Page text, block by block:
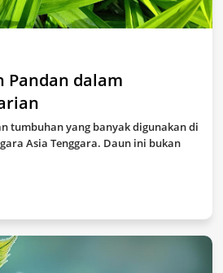
Pandan dalam
tumbuhan yang banyak digunakan di
Asia Tenggara. Daun ini bukan